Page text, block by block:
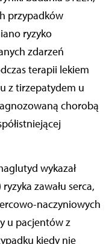
przypadków
ryzyko
zdarzeń
terapii lekiem
z tirzepatydem u
chorobą
wykazał
zawału serca,
naczyniowych
u pacjentów z
kiedy nie